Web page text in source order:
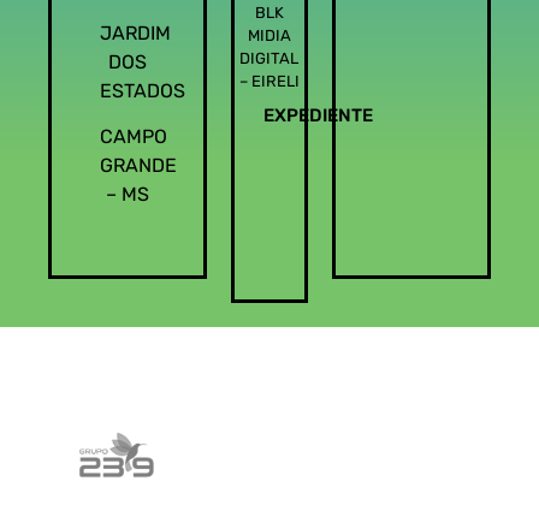
JARDIM
DOS
ESTADOS
CAMPO
GRANDE
– MS
BLK
MIDIA
DIGITAL
– EIRELI
EXPEDIENTE